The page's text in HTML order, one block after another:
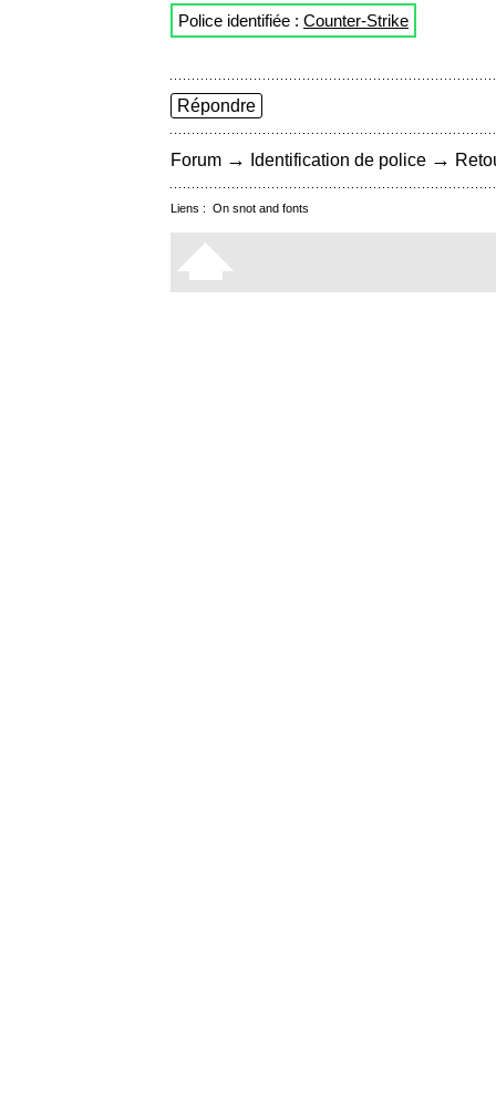
Police identifiée : Counter-Strike
Répondre
Forum → Identification de police →
Liens : On snot and fonts